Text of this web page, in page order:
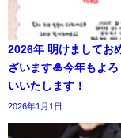
2026年 明けましてお
ざいます🎍今年もよろ
いいたします！
2026年1月1日